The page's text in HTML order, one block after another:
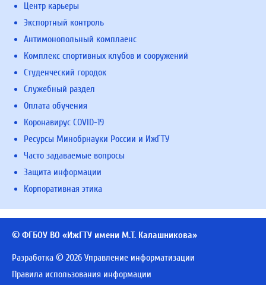
Центр карьеры
Экспортный контроль
Антимонопольный комплаенс
Комплекс спортивных клубов и сооружений
Студенческий городок
Служебный раздел
Оплата обучения
Коронавирус COVID-19
Ресурсы Минобрнауки России и ИжГТУ
Часто задаваемые вопросы
Защита информации
Корпоративная этика
© ФГБОУ ВО «ИжГТУ имени М.Т. Калашникова»
Разработка © 2026 Управление информатизации
Правила использования информации